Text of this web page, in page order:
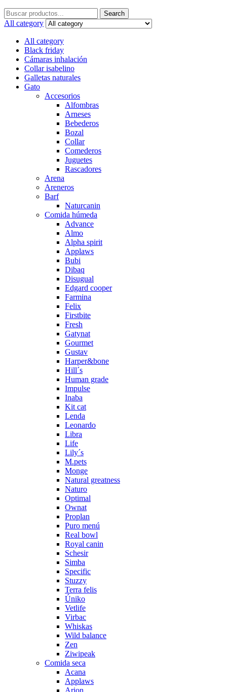
Search
for:
Search
All category
All category
Black friday
Cámaras inhalación
Collar isabelino
Galletas naturales
Gato
Accesorios
Alfombras
Arneses
Bebederos
Bozal
Collar
Comederos
Juguetes
Rascadores
Arena
Areneros
Barf
Naturcanin
Comida húmeda
Advance
Almo
Alpha spirit
Applaws
Bubi
Dibaq
Disugual
Edgard cooper
Farmina
Felix
Firstbite
Fresh
Gatynat
Gourmet
Gustav
Harper&bone
Hill´s
Human grade
Impulse
Inaba
Kit cat
Lenda
Leonardo
Libra
Life
Lily´s
M.pets
Monge
Natural greatness
Naturo
Optimal
Ownat
Proplan
Puro menú
Real bowl
Royal canin
Schesir
Simba
Specific
Stuzzy
Terra felis
Úniko
Vetlife
Virbac
Whiskas
Wild balance
Zen
Ziwipeak
Comida seca
Acana
Applaws
Arion